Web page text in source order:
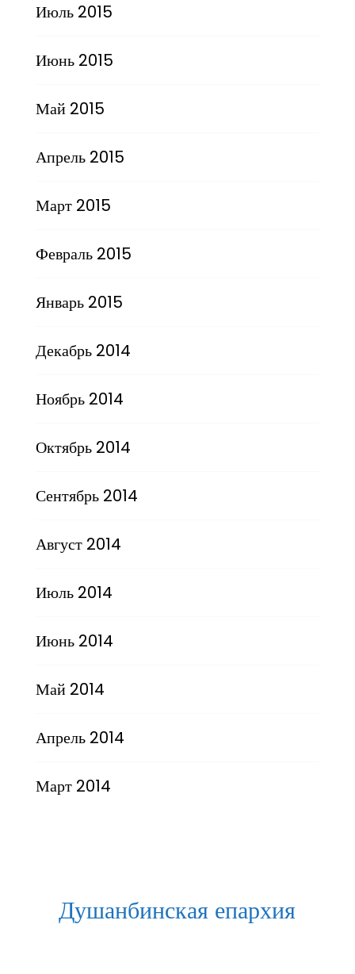
Июль 2015
Июнь 2015
Май 2015
Апрель 2015
Март 2015
Февраль 2015
Январь 2015
Декабрь 2014
Ноябрь 2014
Октябрь 2014
Сентябрь 2014
Август 2014
Июль 2014
Июнь 2014
Май 2014
Апрель 2014
Март 2014
Душанбинская епархия